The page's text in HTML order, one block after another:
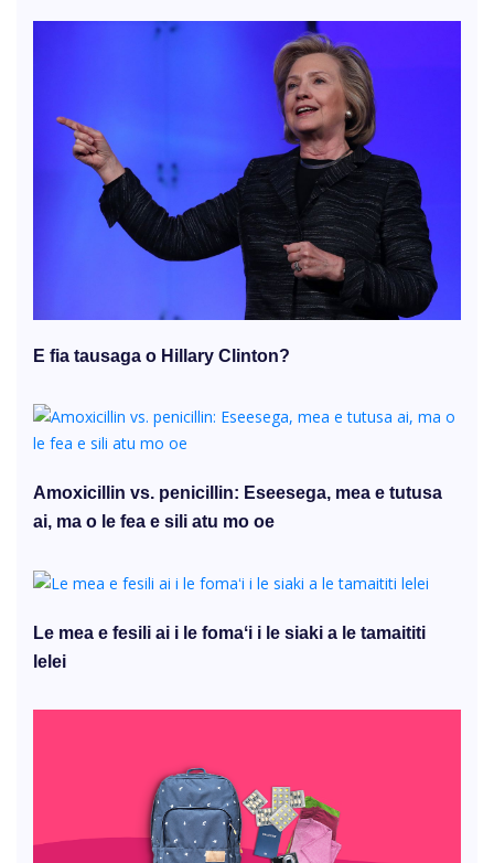
E fia tausaga o Hillary Clinton?
Amoxicillin vs. penicillin: Eseesega, mea e tutusa
ai, ma o le fea e sili atu mo oe
Le mea e fesili ai i le fomaʻi i le siaki a le tamaititi
lelei